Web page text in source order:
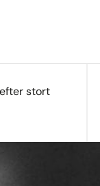
stort